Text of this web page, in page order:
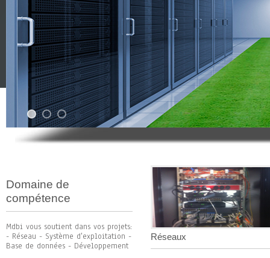
Domaine de
compétence
Mdbi vous soutient dans vos projets:
- Réseau - Système d'exploitation -
Base de données - Développement
Réseaux